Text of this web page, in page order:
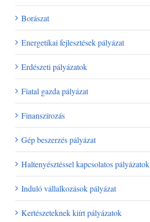
Borászat
Energetikai fejlesztések pályázat
Erdészeti pályázatok
Fiatal gazda pályázat
Finanszírozás
Gép beszerzés pályázat
Haltenyésztéssel kapcsolatos pályázatok
Induló vállalkozások pályázat
Kertészeteknek kiírt pályázatok